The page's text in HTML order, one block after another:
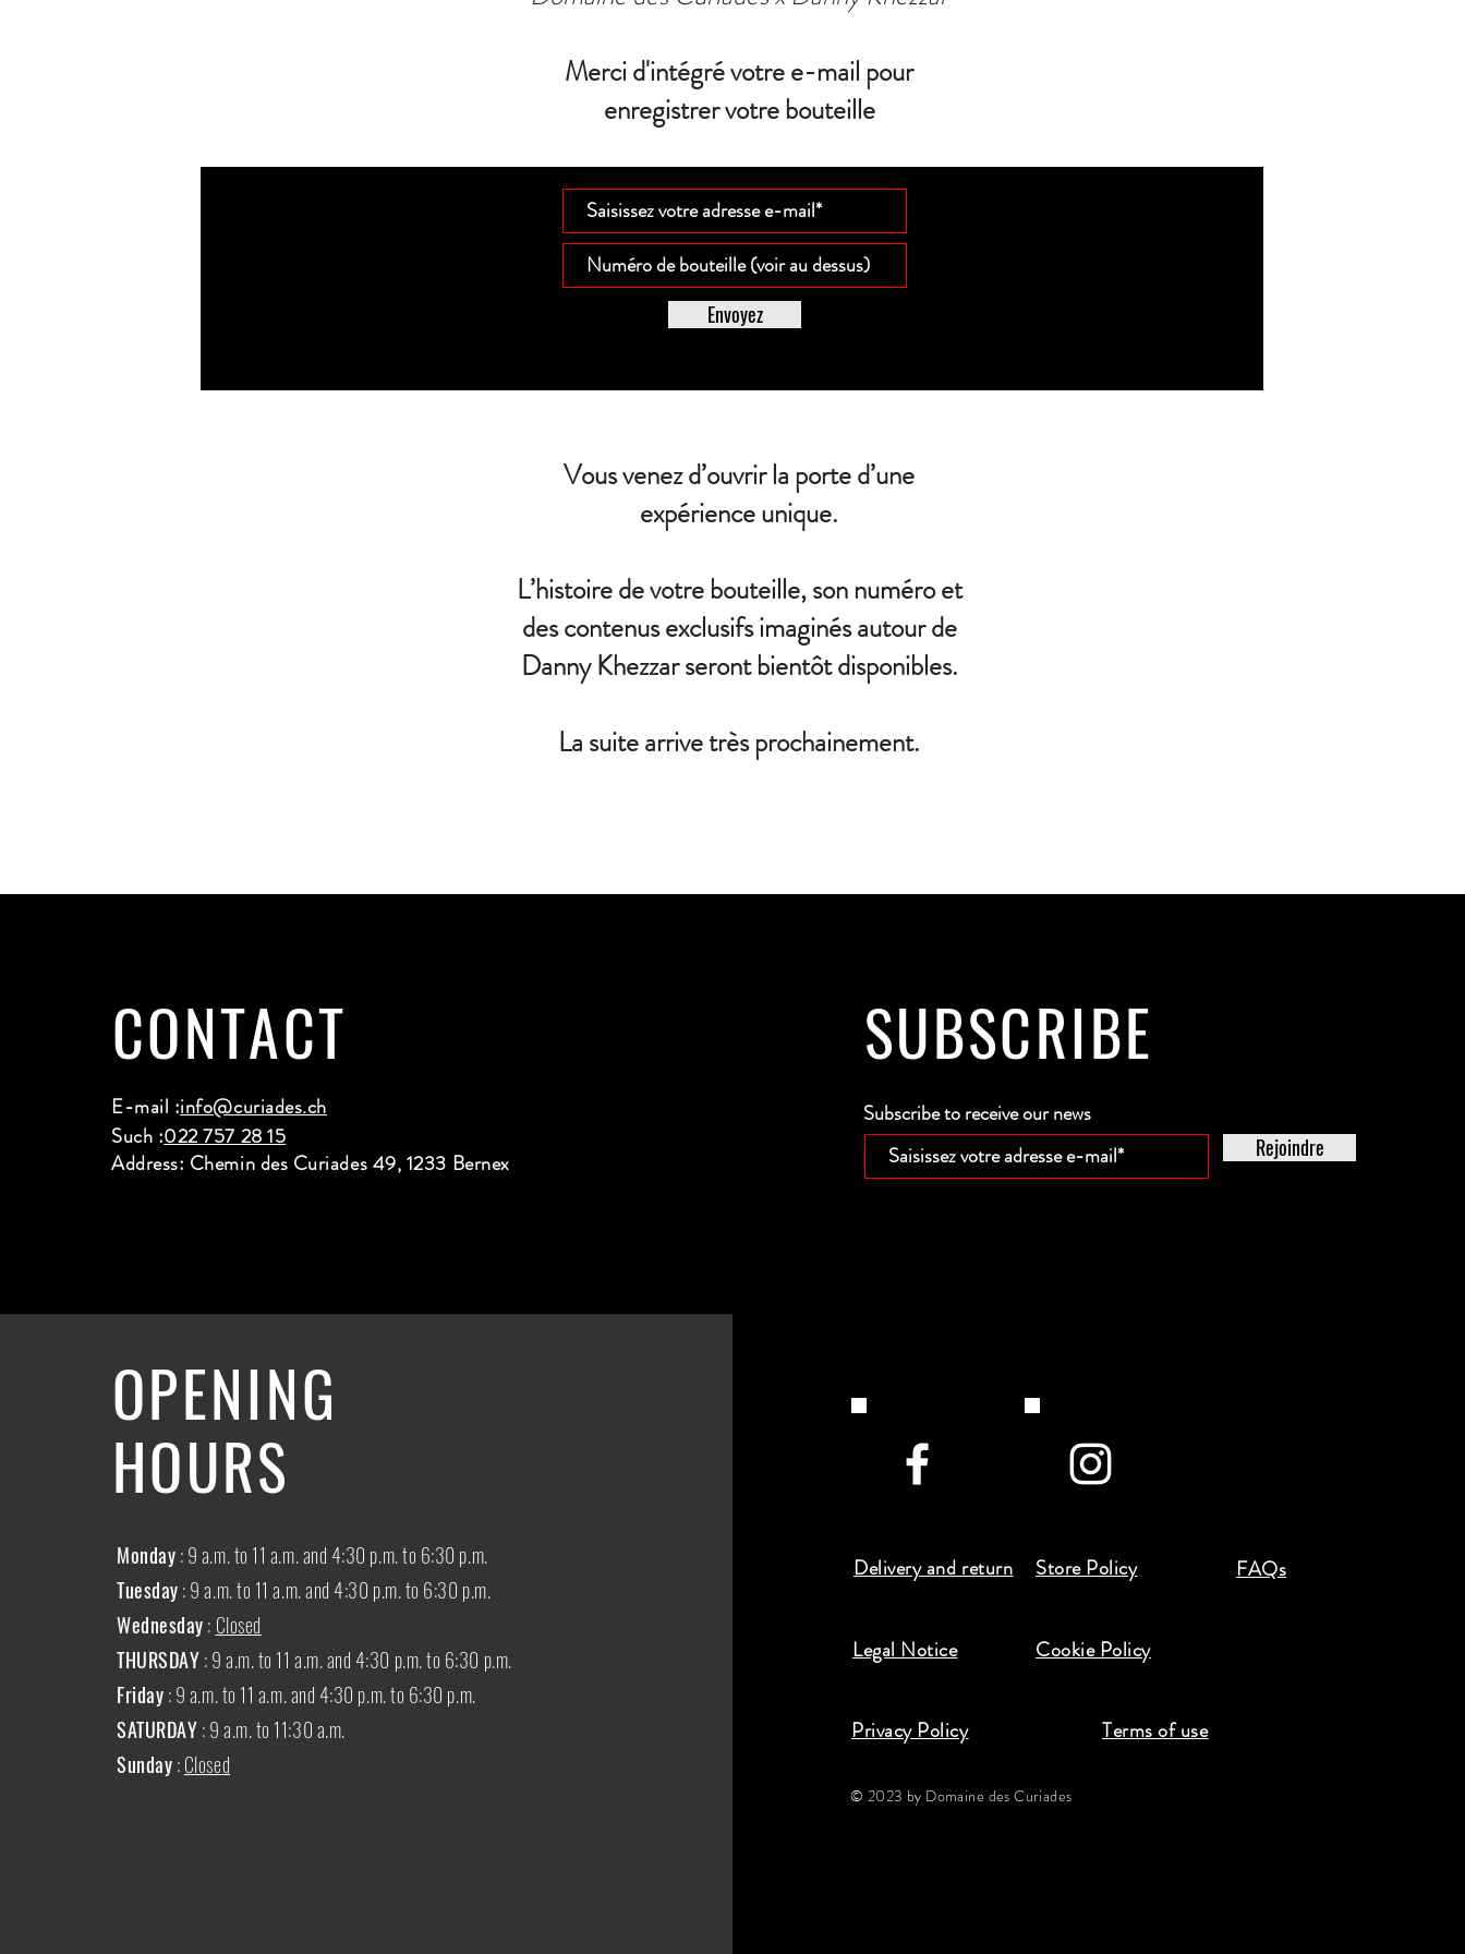
Merci d'intégré votre e-mail pour
enregistrer votre bouteille
Envoyez
Vous venez d’ouvrir la porte d’une
expérience unique.
L’histoire de votre bouteille, son numéro et
des contenus exclusifs imaginés autour de
Danny Khezzar seront bientôt disponibles.
La suite arrive très prochainement.
CONTACT
E-mail :info@curiades.ch
Such :022 757 28 15
Address: Chemin des Curiades 49, 1233 Bernex
SUBSCRIBE
Subscribe to receive our news
Rejoindre
OPENING
HOURS
Monday: 9 a.m. to 11 a.m. and 4:30 p.m. to 6:30 p.m.
Tuesday: 9 a.m. to 11 a.m. and 4:30 p.m. to 6:30 p.m.
Wednesday: Closed
THURSDAY:9 a.m. to 11 a.m. and 4:30 p.m. to 6:30 p.m.
Friday: 9 a.m. to 11 a.m. and 4:30 p.m. to 6:30 p.m.
SATURDAY: 9 a.m. to 11:30 a.m.
Sunday:Closed
Delivery and return Store Policy FAQs
Legal Notice Cookie Policy
Privacy Policy Terms of use
© 2023 by Domaine des Curiades